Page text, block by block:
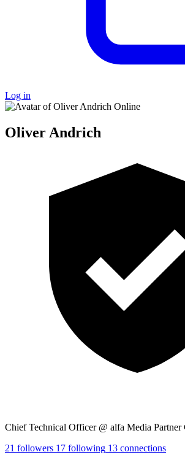
Log in
Online
Oliver Andrich
Chief Technical Officer @ alfa Media Partner
21 followers 17 following 13 connections